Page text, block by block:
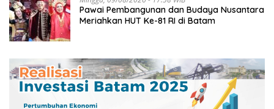
Pawai Pembangunan dan Budaya Nusantara
Meriahkan HUT Ke-81 RI di Batam